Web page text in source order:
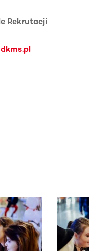
Rekrutacji
w poziomie. Użyj